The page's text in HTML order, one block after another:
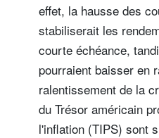
effet, la hausse des
stabiliserait les
courte échéance,
pourraient baisser en
ralentissement de la
du Trésor américain
l'inflation (TIPS) sont